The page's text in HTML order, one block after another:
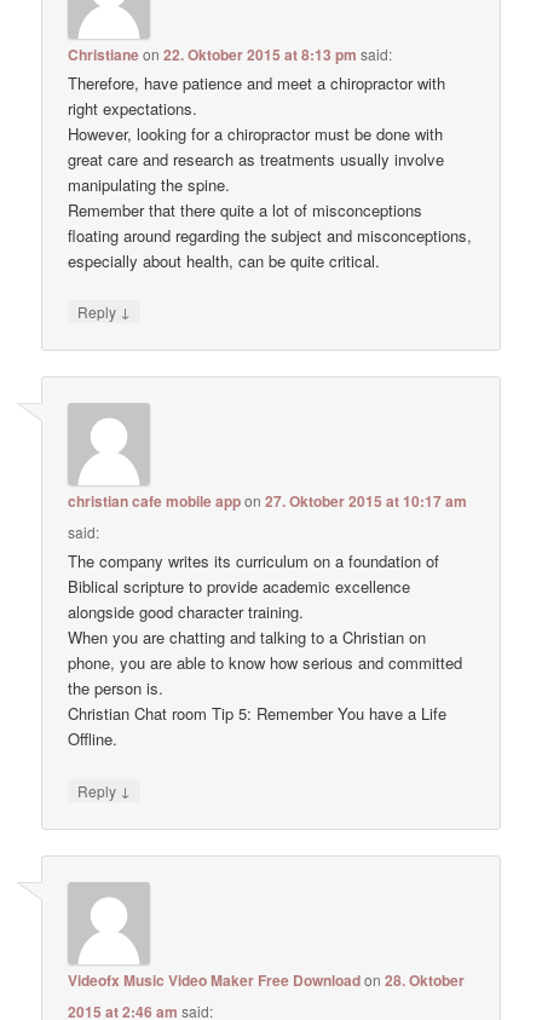
Christianeon22. Oktober 2015 at 8:13 pm said:
Therefore, have patience and meet a chiropractor with
right expectations.
However, looking for a chiropractor must be done with
great care and research as treatments usually involve
manipulating the spine.
Remember that there quite a lot of misconceptions
floating around regarding the subject and misconceptions,
especially about health, can be quite critical.
Reply ↓
christian cafe mobile appon27. Oktober 2015 at 10:17 am
said:
The company writes its curriculum on a foundation of
Biblical scripture to provide academic excellence
alongside good character training.
When you are chatting and talking to a Christian on
phone, you are able to know how serious and committed
the person is.
Christian Chat room Tip 5: Remember You have a Life
Offline.
Reply ↓
Videofx Music Video Maker Free Downloadon28. Oktober
2015 at 2:46 am said: